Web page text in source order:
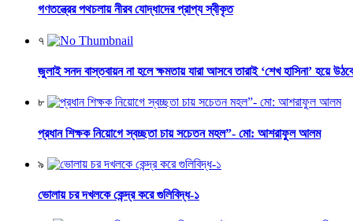
গণতন্ত্রের পথচলায় নীরব যোদ্ধাদের প্রাপ্য স্বীকৃত
৭
জুলাই সনদ বাস্তবায়ন না হলে ক্ষমতায় যারা আসবে তারাই ‘শেখ হাসিনা’ হয়ে
৮
প্রধান শিক্ষক নিয়োগে স্বচ্ছতা চায় সচেতন মহল”- মো: আশরাফুল আলম
৯
ভোলায় চর দখলকে কেন্দ্র করে গুলিবিদ্ধ-১